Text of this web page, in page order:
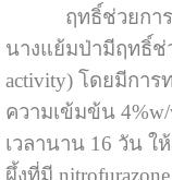
ฤทธิ์ช่วยการสม
นางแย้มป่ามีฤทธิ์ช่
activity) โดยมีการ
ความเข้มข้น
เวลานาน 16 วัน ใ